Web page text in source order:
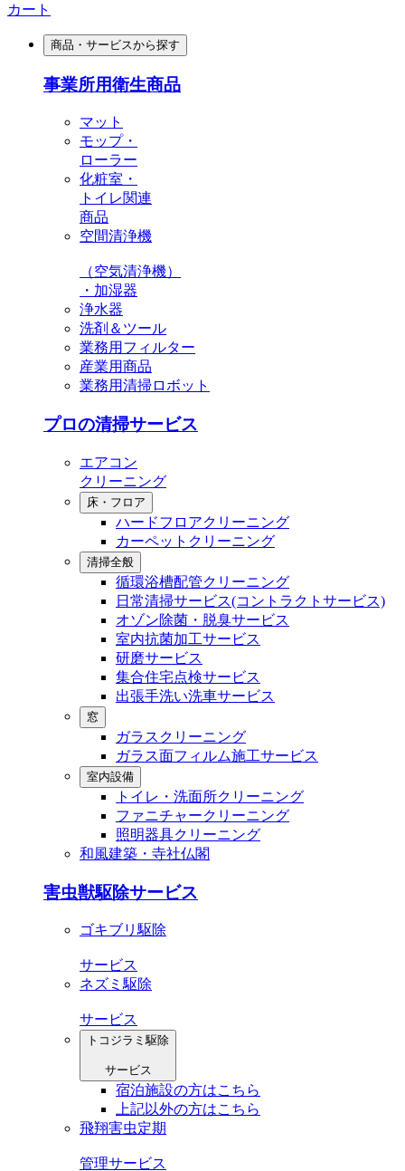
カート
商品・サービスから探す
事業所用衛生商品
マット
モップ・
ローラー
化粧室・
トイレ関連
商品
空間清浄機
（空気清浄機）
・加湿器
浄水器
洗剤＆ツール
業務用フィルター
産業用商品
業務用清掃ロボット
プロの清掃サービス
エアコン
クリーニング
床・フロア
ハードフロアクリーニング
カーペットクリーニング
清掃全般
循環浴槽配管クリーニング
⽇常清掃サービス(コントラクトサービス)
オゾン除菌・脱臭サービス
室内抗菌加工サービス
研磨サービス
集合住宅点検サービス
出張⼿洗い洗⾞サービス
窓
ガラスクリーニング
ガラス⾯フィルム施⼯サービス
室内設備
トイレ・洗⾯所クリーニング
ファニチャークリーニング
照明器具クリーニング
和風建築・寺社仏閣
害虫獣駆除サービス
ゴキブリ駆除
サービス
ネズミ駆除
サービス
トコジラミ駆除
サービス
宿泊施設の方はこちら
上記以外の方はこちら
飛翔害虫定期
管理サービス